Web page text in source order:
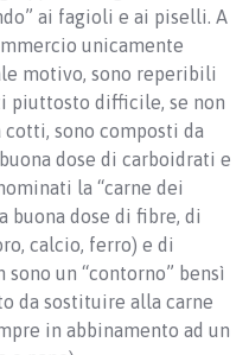
ai fagioli e ai piselli. A
unicamente
motivo, sono reperibili
piuttosto difficile, se non
sono composti da
dose di carboidrati e
la “carne dei
buona dose di fibre, di
calcio, ferro) e di
un “contorno” bensì
da sostituire alla carne
in abbinamento ad un